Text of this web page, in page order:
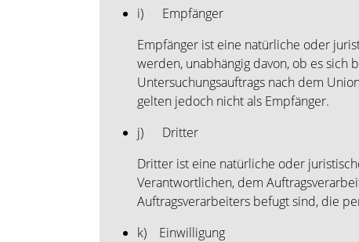
i) Empfänger
Empfänger ist eine natürliche oder
werden, unabhängig davon, ob es
Untersuchungsauftrags nach dem
gelten jedoch nicht als Empfänger.
j) Dritter
Dritter ist eine natürliche oder
Verantwortlichen, dem
Auftragsverarbeiters befugt sind, die
k) Einwilligung